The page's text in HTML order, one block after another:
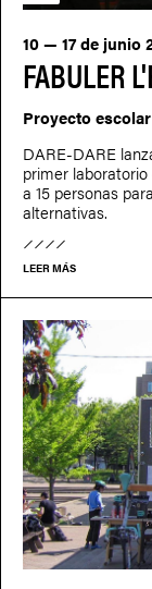
FABULER
10 — 17 de junio
Proyecto
DARE-DARE
primer laboratorio
a 15 personas
alternativas.
LEER MÁS